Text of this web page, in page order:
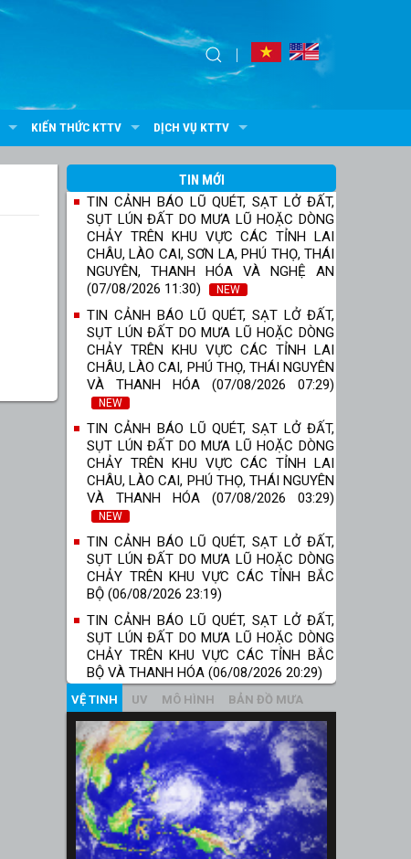
KIẾN THỨC KTTV DỊCH VỤ KTTV
TIN MỚI
TIN CẢNH BÁO LŨ QUÉT, SẠT LỞ ĐẤT,
SỤT LÚN ĐẤT DO MƯA LŨ HOẶC DÒNG
CHẢY TRÊN KHU VỰC CÁC TỈNH LAI
CHÂU, LÀO CAI, SƠN LA, PHÚ THỌ, THÁI
NGUYÊN, THANH HÓA VÀ NGHỆ AN
(07/08/2026 11:30)
NEW
TIN CẢNH BÁO LŨ QUÉT, SẠT LỞ ĐẤT,
SỤT LÚN ĐẤT DO MƯA LŨ HOẶC DÒNG
CHẢY TRÊN KHU VỰC CÁC TỈNH LAI
CHÂU, LÀO CAI, PHÚ THỌ, THÁI NGUYÊN
VÀ THANH HÓA (07/08/2026 07:29)
NEW
TIN CẢNH BÁO LŨ QUÉT, SẠT LỞ ĐẤT,
SỤT LÚN ĐẤT DO MƯA LŨ HOẶC DÒNG
CHẢY TRÊN KHU VỰC CÁC TỈNH LAI
CHÂU, LÀO CAI, PHÚ THỌ, THÁI NGUYÊN
VÀ THANH HÓA (07/08/2026 03:29)
NEW
TIN CẢNH BÁO LŨ QUÉT, SẠT LỞ ĐẤT,
SỤT LÚN ĐẤT DO MƯA LŨ HOẶC DÒNG
CHẢY TRÊN KHU VỰC CÁC TỈNH BẮC
BỘ (06/08/2026 23:19)
TIN CẢNH BÁO LŨ QUÉT, SẠT LỞ ĐẤT,
SỤT LÚN ĐẤT DO MƯA LŨ HOẶC DÒNG
CHẢY TRÊN KHU VỰC CÁC TỈNH BẮC
BỘ VÀ THANH HÓA (06/08/2026 20:29)
VỆ TINH UV MÔ HÌNH BẢN ĐỒ MƯA